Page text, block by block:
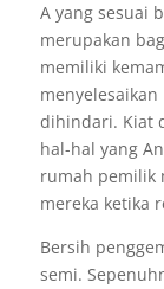
A yang sesuai
merupakan
memiliki
dihindari. Kiat
hal-hal yang
rumah pemilik
mereka ketika
Bersih
semi.